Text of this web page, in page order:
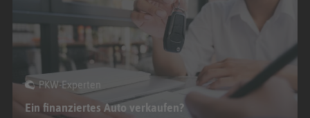
PKW-Experten
Ein finanziertes Auto verkaufen?